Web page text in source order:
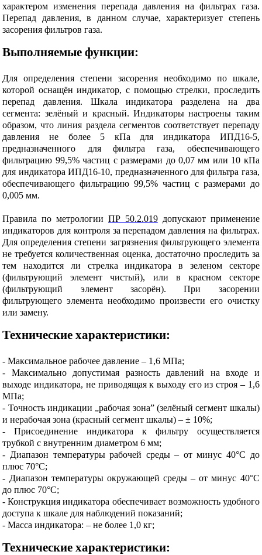
характером изменения перепада давления на фильтрах газа.
Перепад давления, в данном случае, характеризует степень
засорения фильтров газа.
Выполняемые функции:
Для определения степени засорения необходимо по шкале,
которой оснащён индикатор, с помощью стрелки, проследить
перепад давления. Шкала индикатора разделена на два
сегмента: зелёный и красный. Индикаторы настроены таким
образом, что линия раздела сегментов соответствует перепаду
давления не более 5 кПа для индикатора ИПД16-5,
предназначенного для фильтра газа, обеспечивающего
фильтрацию 99,5% частиц с размерами до 0,07 мм или 10 кПа
для индикатора ИПД16-10, предназначенного для фильтра газа,
обеспечивающего фильтрацию 99,5% частиц с размерами до
0,005 мм.
Правила по метрологии ПР 50.2.019допускают применение
индикаторов для контроля за перепадом давления на фильтрах.
Для определения степени загрязнения фильтрующего элемента
не требуется количественная оценка, достаточно проследить за
тем находится ли стрелка индикатора в зеленом секторе
(фильтрующий элемент чистый), или в красном секторе
(фильтрующий элемент засорён). При засорении
фильтрующего элемента необходимо произвести его очистку
или замену.
Технические характеристики:
- Максимальное рабочее давление – 1,6 МПа;
- Максимально допустимая разность давлений на входе и
выходе индикатора, не приводящая к выходу его из строя – 1,6
МПа;
- Точность индикации „рабочая зона” (зелёный сегмент шкалы)
и нерабочая зона (красный сегмент шкалы) – ± 10%;
- Присоединение индикатора к фильтру осуществляется
трубкой с внутренним диаметром 6 мм;
- Диапазон температуры рабочей среды – от минус 40°С до
плюс 70°С;
- Диапазон температуры окружающей среды – от минус 40°С
до плюс 70°С;
- Конструкция индикатора обеспечивает возможность удобного
доступа к шкале для наблюдений показаний;
- Масса индикатора: – не более 1,0 кг;
Технические характеристики: